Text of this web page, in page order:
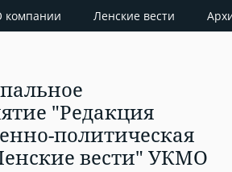
компании Ленские вести
"Редакция
политическая
вести" УКМО